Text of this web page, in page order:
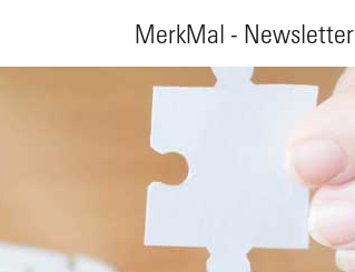
MerkMal - Newsletter